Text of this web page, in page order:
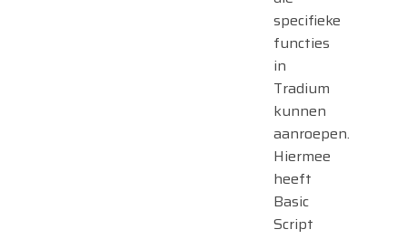
specifieke
functies
in
Tradium
kunnen
aanroepen.
Hiermee
heeft
Basic
Script